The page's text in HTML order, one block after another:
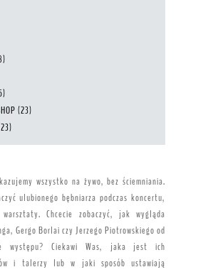
(23)
wszystko na żywo, bez ściemniania.
ulubionego bębniarza podczas koncertu,
warsztaty. Chcecie zobaczyć, jak wygląda
Gergo Borlai czy Jerzego Piotrowskiego od
występu? Ciekawi Was, jaka jest ich
i talerzy lub w jaki sposób ustawiają